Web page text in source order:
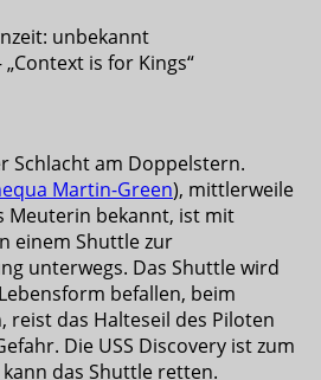
unbekannt
„Context is for Kings“
Schlacht am Doppelstern.
Martin-Green), mittlerweile
Meuterin bekannt, ist mit
einem Shuttle zur
unterwegs. Das Shuttle wird
befallen, beim
reist das Halteseil des Piloten
Die USS Discovery ist zum
das Shuttle retten.